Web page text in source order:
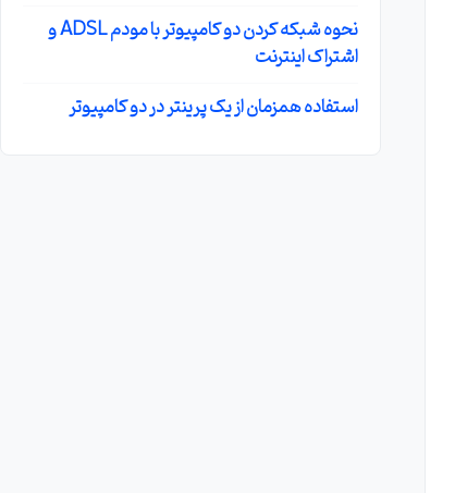
نحوه شبکه کردن دو کامپیوتر با مودم ADSL و
اشتراک اینترنت
استفاده همزمان از یک پرینتر در دو کامپیوتر